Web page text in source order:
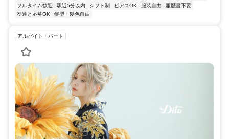
フルタイム歓迎
駅近5分以内 シフト制 ピアスOK 服装自由
履歴書不要
友達と応募OK
髪型・髪色自由
アルバイト・パート